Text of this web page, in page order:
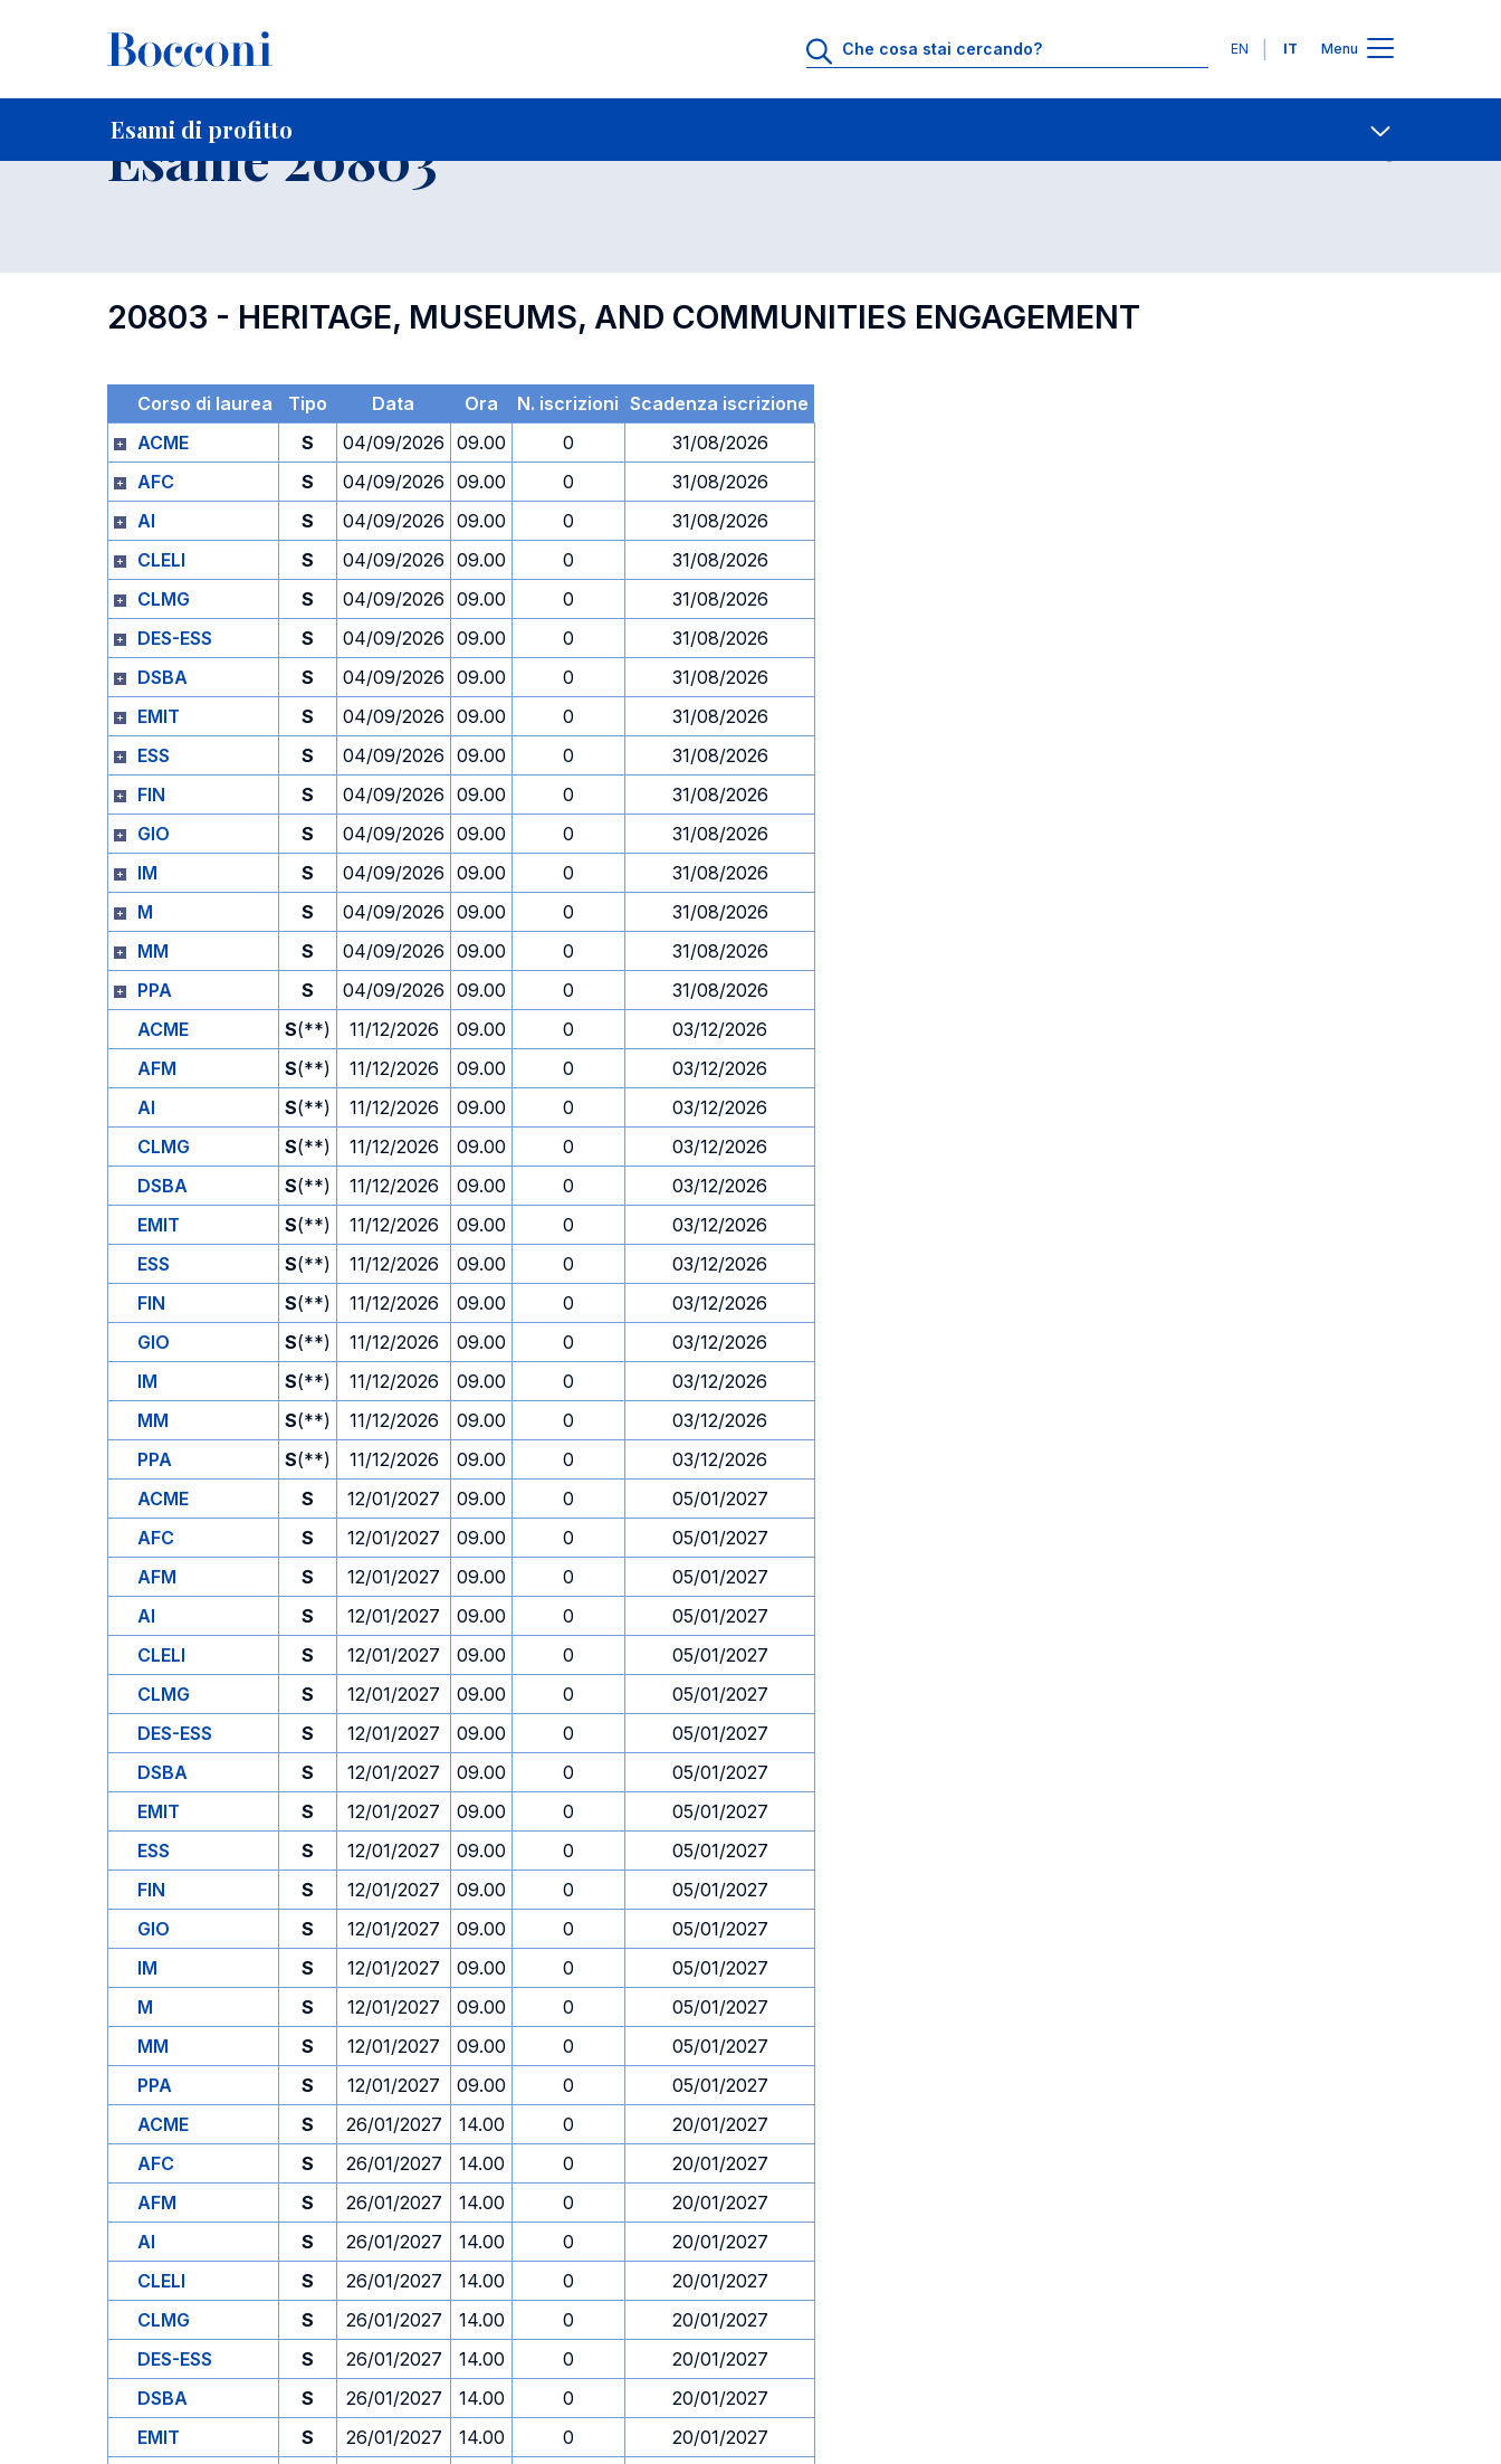
Lingue
EN IT Menu
Esami di profitto
Home Per studenti iscritti Contatti
Esame 20803
20803 - HERITAGE, MUSEUMS, AND COMMUNITIES ENGAGEMENT
Corso di laurea Tipo Data Ora N. iscrizioni Scadenza iscrizione
ACME
S 04/09/2026 09.00 0
31/08/2026
AFC
S 04/09/2026 09.00 0
31/08/2026
AI
S 04/09/2026 09.00 0
31/08/2026
CLELI
S 04/09/2026 09.00 0
31/08/2026
CLMG
S 04/09/2026 09.00 0
31/08/2026
DES-ESS
S 04/09/2026 09.00 0
31/08/2026
DSBA
S 04/09/2026 09.00 0
31/08/2026
EMIT
S 04/09/2026 09.00 0
31/08/2026
ESS
S 04/09/2026 09.00 0
31/08/2026
FIN
S 04/09/2026 09.00 0
31/08/2026
GIO
S 04/09/2026 09.00 0
31/08/2026
IM
S 04/09/2026 09.00 0
31/08/2026
M
S 04/09/2026 09.00 0
31/08/2026
MM
S 04/09/2026 09.00 0
31/08/2026
PPA
S 04/09/2026 09.00 0
31/08/2026
ACME
S(**) 11/12/2026 09.00 0
03/12/2026
AFM
S(**) 11/12/2026 09.00 0
03/12/2026
AI
S(**) 11/12/2026 09.00 0
03/12/2026
CLMG
S(**) 11/12/2026 09.00 0
03/12/2026
DSBA
S(**) 11/12/2026 09.00 0
03/12/2026
EMIT
S(**) 11/12/2026 09.00 0
03/12/2026
ESS
S(**) 11/12/2026 09.00 0
03/12/2026
FIN
S(**) 11/12/2026 09.00 0
03/12/2026
GIO
S(**) 11/12/2026 09.00 0
03/12/2026
IM
S(**) 11/12/2026 09.00 0
03/12/2026
MM
S(**) 11/12/2026 09.00 0
03/12/2026
PPA
S(**) 11/12/2026 09.00 0
03/12/2026
ACME
S 12/01/2027 09.00 0
05/01/2027
AFC
S 12/01/2027 09.00 0
05/01/2027
AFM
S 12/01/2027 09.00 0
05/01/2027
AI
S 12/01/2027 09.00 0
05/01/2027
CLELI
S 12/01/2027 09.00 0
05/01/2027
CLMG
S 12/01/2027 09.00 0
05/01/2027
DES-ESS
S 12/01/2027 09.00 0
05/01/2027
DSBA
S 12/01/2027 09.00 0
05/01/2027
EMIT
S 12/01/2027 09.00 0
05/01/2027
ESS
S 12/01/2027 09.00 0
05/01/2027
FIN
S 12/01/2027 09.00 0
05/01/2027
GIO
S 12/01/2027 09.00 0
05/01/2027
IM
S 12/01/2027 09.00 0
05/01/2027
M
S 12/01/2027 09.00 0
05/01/2027
MM
S 12/01/2027 09.00 0
05/01/2027
PPA
S 12/01/2027 09.00 0
05/01/2027
ACME
S 26/01/2027 14.00 0
20/01/2027
AFC
S 26/01/2027 14.00 0
20/01/2027
AFM
S 26/01/2027 14.00 0
20/01/2027
AI
S 26/01/2027 14.00 0
20/01/2027
CLELI
S 26/01/2027 14.00 0
20/01/2027
CLMG
S 26/01/2027 14.00 0
20/01/2027
DES-ESS
S 26/01/2027 14.00 0
20/01/2027
DSBA
S 26/01/2027 14.00 0
20/01/2027
EMIT
S 26/01/2027 14.00 0
20/01/2027